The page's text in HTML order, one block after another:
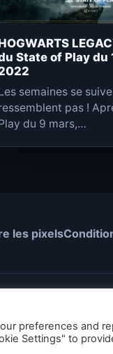
State of Play du
semaines se
pas !
du 9 mars,…
les pixels
les termes de la
preferences and
Settings" to